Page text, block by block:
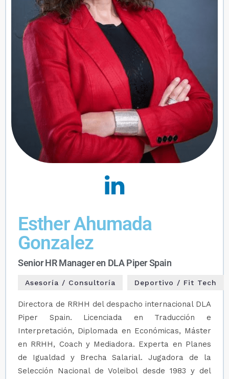
Esther Ahumada
Gonzalez
Senior HR Manager en DLA Piper Spain
Asesoría / Consultoría Deportivo / Fit Tech
Directora de RRHH del despacho internacional DLA
Piper Spain. Licenciada en Traducción e
Interpretación, Diplomada en Económicas, Máster
en RRHH, Coach y Mediadora. Experta en Planes
de Igualdad y Brecha Salarial. Jugadora de la
Selección Nacional de Voleibol desde 1983 y del